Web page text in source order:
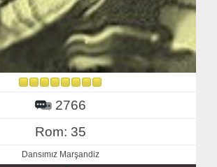
2766
Rom: 35
Dansımız Marşandiz